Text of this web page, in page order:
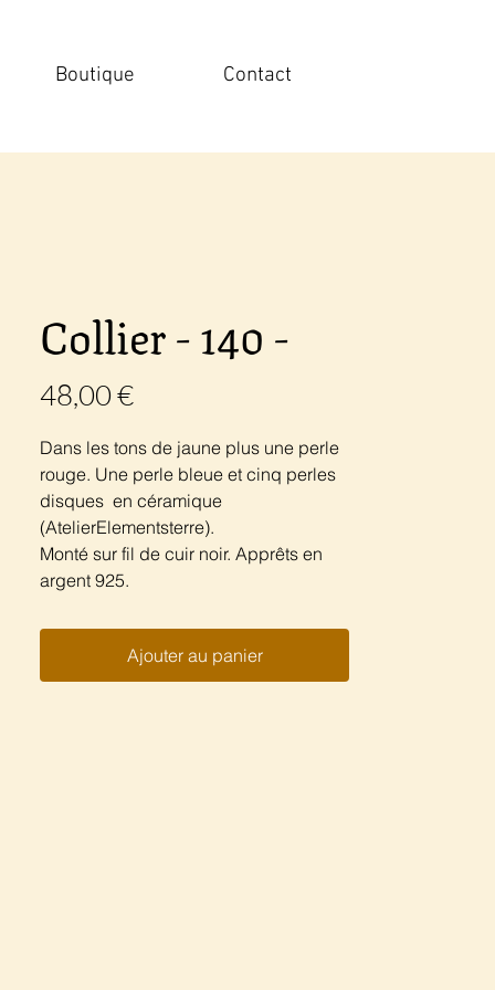
Boutique Contact
Collier - 140 -
48,00 €Prix
Dans les tons de jaune plus une perle
rouge. Une perle bleue et cinq perles
disques en céramique
(AtelierElementsterre).
Monté sur fil de cuir noir. Apprêts en
argent 925.
Ajouter au panier